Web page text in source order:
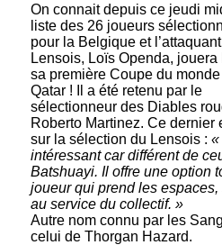
On connait depuis ce jeudi
liste des 26 joueurs
pour la Belgique et l’attaquant
Lensois, Loïs Openda, jouera
sa première Coupe du monde
Qatar ! Il a été retenu par le
sélectionneur des Diables
Roberto Martinez. Ce dernier
sur la sélection du Lensois :«
intéressant car différent de
Batshuayi. Il offre une option
joueur qui prend les
au service du collectif. »
Autre nom connu par les
celui de Thorgan Hazard.